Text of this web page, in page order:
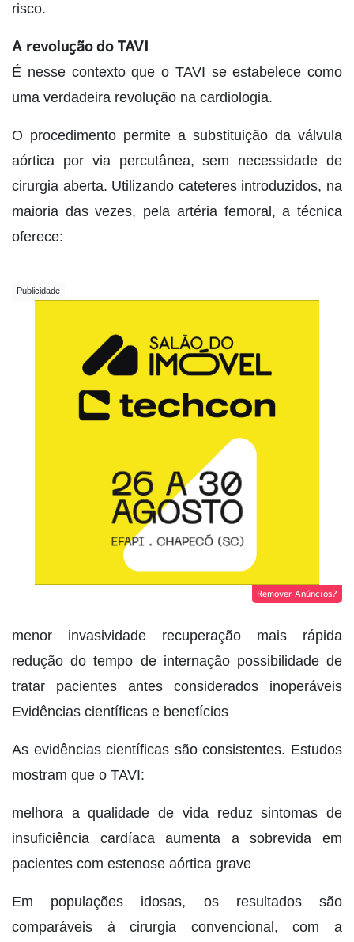
risco.
A revolução do TAVI
É nesse contexto que o TAVI se estabelece como
uma verdadeira revolução na cardiologia.
O procedimento permite a substituição da válvula
aórtica por via percutânea, sem necessidade de
cirurgia aberta. Utilizando cateteres introduzidos, na
maioria das vezes, pela artéria femoral, a técnica
oferece:
Remover Anúncios?
menor invasividade recuperação mais rápida
redução do tempo de internação possibilidade de
tratar pacientes antes considerados inoperáveis
Evidências científicas e benefícios
As evidências científicas são consistentes. Estudos
mostram que o TAVI:
melhora a qualidade de vida reduz sintomas de
insuficiência cardíaca aumenta a sobrevida em
pacientes com estenose aórtica grave
Em populações idosas, os resultados são
comparáveis à cirurgia convencional, com a